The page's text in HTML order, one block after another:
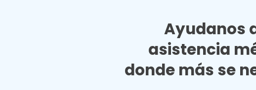
Ayudanos
asistencia
donde más se